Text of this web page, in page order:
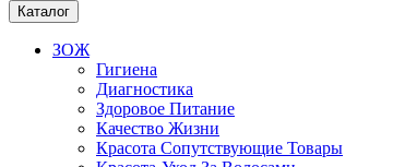
Каталог
ЗОЖ
Гигиена
Диагностика
Здоровое Питание
Качество Жизни
Красота Сопутствующие Товары